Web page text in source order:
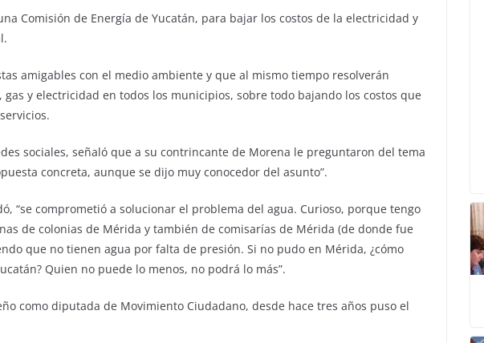
Comisión de Energía de Yucatán, para bajar los costos de la electricidad y
amigables con el medio ambiente y que al mismo tiempo resolverán
gas y electricidad en todos los municipios, sobre todo bajando los costos que
sociales, señaló que a su contrincante de Morena le preguntaron del tema
concreta, aunque se dijo muy conocedor del asunto”.
“se comprometió a solucionar el problema del agua. Curioso, porque tengo
de colonias de Mérida y también de comisarías de Mérida (de donde fue
que no tienen agua por falta de presión. Si no pudo en Mérida, ¿cómo
Quien no puede lo menos, no podrá lo más”.
como diputada de Movimiento Ciudadano, desde hace tres años puso el